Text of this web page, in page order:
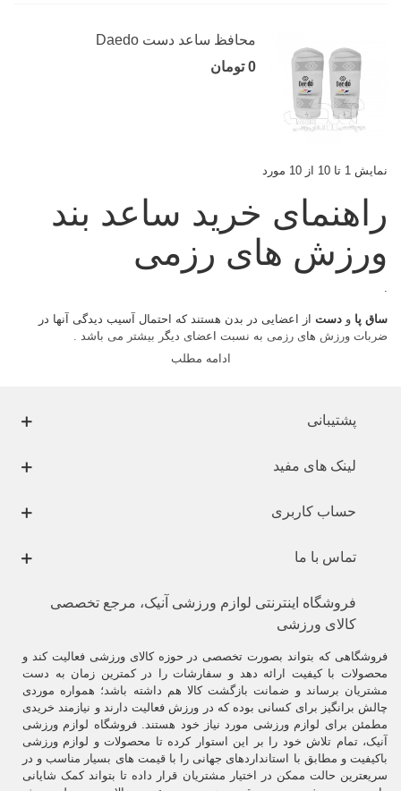
محافظ ساعد دست Daedo
0 تومان
نمایش 1 تا 10 از 10 مورد
راهنمای خرید ساعد بند
ورزش های رزمی
ساق پا و دست از اعضایی در بدن هستند که احتمال آسیب دیدگی آنها در
ضربات ورزش های رزمی به نسبت اعضای دیگر بیشتر می باشد .
در اکثر ورزش های رزمی، از ضربات همزمان دست و پا استفاده می شود ،به
به دلیل دفاع مناسب و جلوگیری از آسیب دیدگی
در مبارزات و تمرینات رزمی
از ساعد بند ( Forearm-Protector ) استفاده میشود
یکی از این رشته ها ، تکواندو
می باشد که بدلیل استفاده زیاد از ضربات پا،
حریف زیاد است، استفاده از یک
بیشتر احساس می‌شود.
ادامه مطلب
پشتیبانی
لینک های مفید
حساب کاربری
تماس با ما
فروشگاه اینترنتی لوازم ورزشی آنیک، مرجع تخصصی
کالای ورزشی
فروشگاهی که بتواند بصورت تخصصی در حوزه کالای ورزشی فعالیت کند و
محصولات با کیفیت ارائه دهد و سفارشات را در کمترین زمان به دست
مشتریان برساند و ضمانت بازگشت کالا هم داشته باشد؛ همواره موردی
چالش برانگیز برای کسانی بوده که در ورزش فعالیت دارند و نیازمند خریدی
مطمئن برای لوازم ورزشی مورد نیاز خود هستند. فروشگاه لوازم ورزشی
آنیک، تمام تلاش خود را بر این استوار کرده تا محصولات و لوازم ورزشی
باکیفیت و مطابق با استانداردهای جهانی را با قیمت های بسیار مناسب و در
سریعترین حالت ممکن در اختیار مشتریان قرار داده تا بتواند کمک شایانی